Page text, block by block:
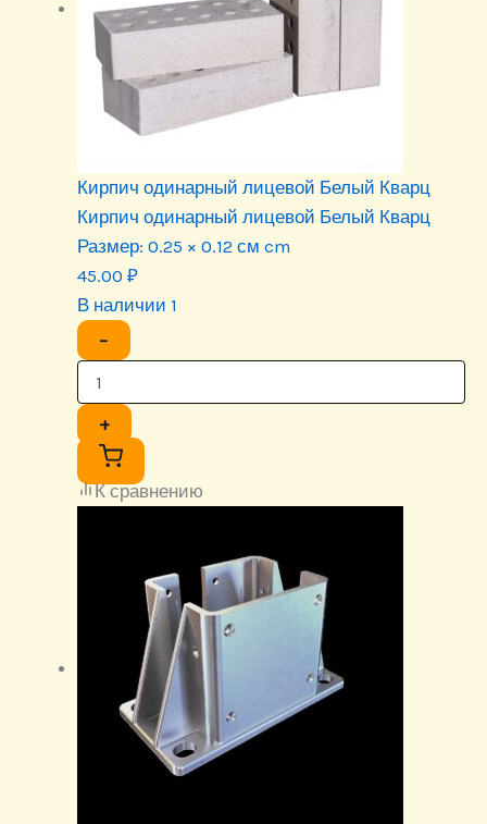
Кирпич одинарный лицевой Белый Кварц
Кирпич одинарный лицевой Белый Кварц
Размер: 0.25 × 0.12 см cm
45.00 ₽
В наличии 1
−
+
К сравнению